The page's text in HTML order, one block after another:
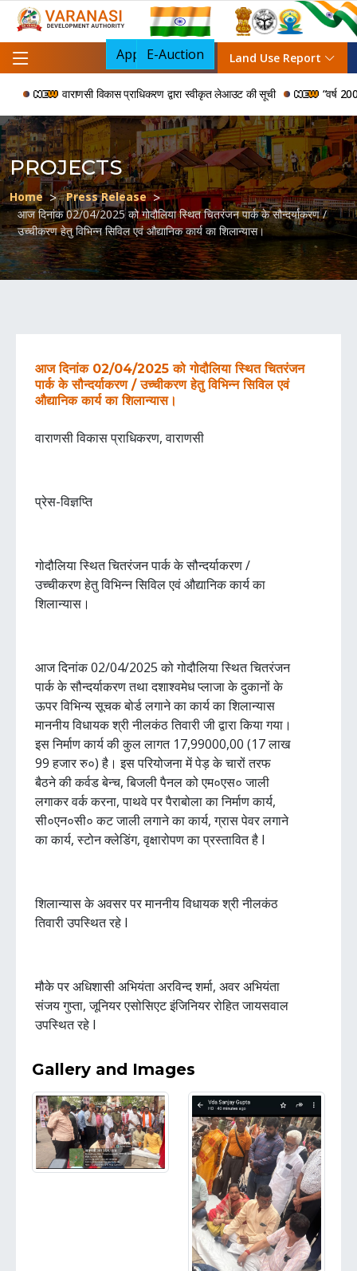
Apply For NOC
E-Auction Land Use Report
वाराणसी विकास प्राधिकरण द्वारा स्वीकृत लेआउट की सूची “वर्ष 2006 से
PROJECTS
Home
Press Release
आज दिनांक 02/04/2025 को गोदौलिया स्थित चितरंजन पार्क के सौन्दर्याकरण /
उच्चीकरण हेतु विभिन्न सिविल एवं औद्यानिक कार्य का शिलान्यास।
आज दिनांक 02/04/2025 को गोदौलिया स्थित चितरंजन
पार्क के सौन्दर्याकरण / उच्चीकरण हेतु विभिन्न सिविल एवं
औद्यानिक कार्य का शिलान्यास।
वाराणसी विकास प्राधिकरण, वाराणसी
प्रेस-विज्ञप्ति
गोदौलिया स्थित चितरंजन पार्क के सौन्दर्याकरण /
उच्चीकरण हेतु विभिन्न सिविल एवं औद्यानिक कार्य का
शिलान्यास।
आज दिनांक 02/04/2025 को गोदौलिया स्थित चितरंजन
पार्क के सौन्दर्याकरण तथा दशाश्वमेध प्लाजा के दुकानों के
ऊपर विभिन्य सूचक बोर्ड लगाने का कार्य का शिलान्यास
माननीय विधायक श्री नीलकंठ तिवारी जी द्वारा किया गया।
इस निर्माण कार्य की कुल लागत 17,99000,00 (17 लाख
99 हजार रु०) है। इस परियोजना में पेड़ के चारों तरफ
बैठने की कर्वड बेन्च, बिजली पैनल को एम०एस० जाली
लगाकर वर्क करना, पाथवे पर पैराबोला का निर्माण कार्य,
सी०एन०सी० कट जाली लगाने का कार्य, ग्रास पेवर लगाने
का कार्य, स्टोन क्लेडिंग, वृक्षारोपण का प्रस्तावित है l
शिलान्यास के अवसर पर माननीय विधायक श्री नीलकंठ
तिवारी उपस्थित रहे l
मौके पर अधिशासी अभियंता अरविन्द शर्मा, अवर अभियंता
संजय गुप्ता, जूनियर एसोसिएट इंजिनियर रोहित जायसवाल
उपस्थित रहे l
Gallery and Images